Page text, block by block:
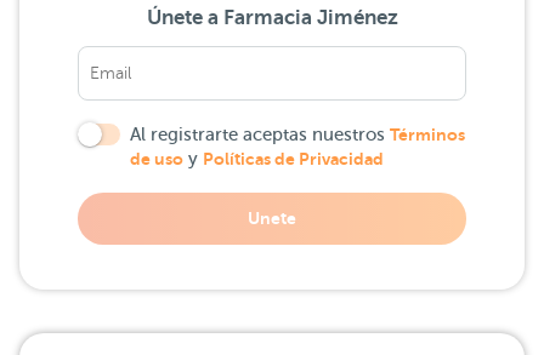
Únete a Farmacia Jiménez
Al registrarte aceptas nuestros Términos
de uso y Políticas de Privacidad
Unete